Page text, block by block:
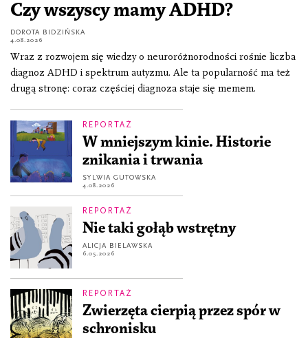
Czy wszyscy mamy ADHD?
DOROTA BIDZIŃSKA
4.08.2026
Wraz z rozwojem się wiedzy o neuroróżnorodności rośnie liczba
diagnoz ADHD i spektrum autyzmu. Ale ta popularność ma też
drugą stronę: coraz częściej diagnoza staje się memem.
REPORTAŻ
W mniejszym kinie. Historie
znikania i trwania
SYLWIA GUTOWSKA
4.08.2026
REPORTAŻ
Nie taki gołąb wstrętny
ALICJA BIELAWSKA
6.05.2026
REPORTAŻ
Zwierzęta cierpią przez spór w
schronisku